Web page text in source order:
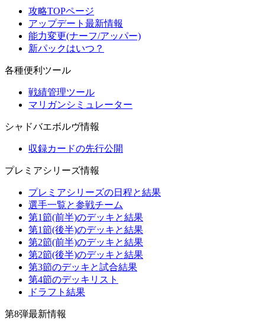
攻略TOPページ
アップデート最新情報
能力変更(ナーフ/アッパー)
新パックはいつ？
各種便利ツール
戦績管理ツール
マリガンシミュレーター
シャドバエボルヴ情報
収録カードの先行公開
プレミアシリーズ情報
プレミアシリーズの日程と結果
選手一覧と参戦チーム
第1節(前半)のデッキと結果
第1節(後半)のデッキと結果
第2節(前半)のデッキと結果
第2節(後半)のデッキと結果
第3節のデッキと試合結果
第4節のデッキリスト
ドラフト結果
第8弾最新情報